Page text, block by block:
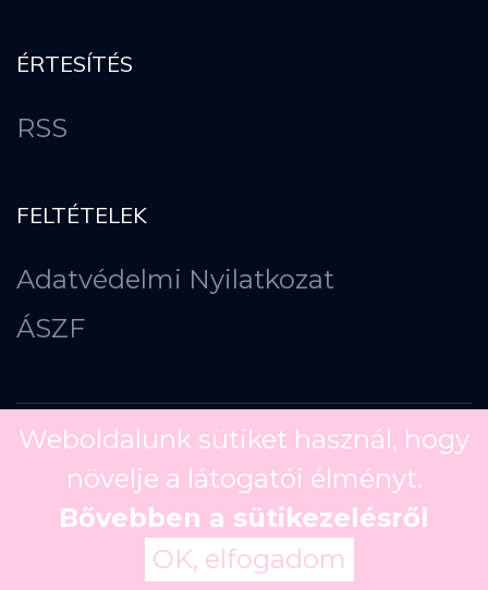
ÉRTESÍTÉS
RSS
FELTÉTELEK
Adatvédelmi Nyilatkozat
ÁSZF
Copyright © 2026
Weboldalunk sütiket használ, hogy
növelje a látogatói élményt.
Bővebben a sütikezelésről
OK, elfogadom